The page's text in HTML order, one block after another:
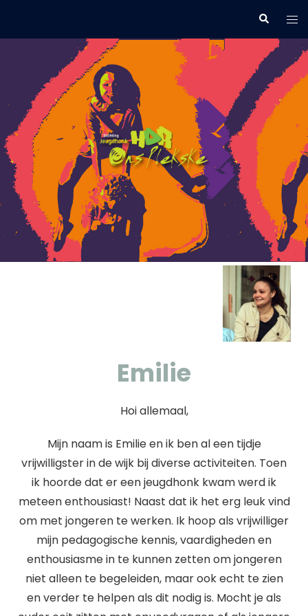
Emilie
Hoi allemaal,
Mijn naam is Emilie en ik ben al een tijdje
vrijwilligster in de wijk bij diverse activiteiten. Toen
ik hoorde dat er een jeugdhonk kwam werd ik
meteen enthousiast! Naast dat ik het erg leuk vind
om met jongeren te werken. Ik hoop als vrijwilliger
mijn pedagogische kennis, vaardigheden en
enthousiasme in te kunnen zetten om jongeren
niet alleen te begeleiden, maar ook echt te zien
en verder te helpen als dit nodig is. Mocht je als